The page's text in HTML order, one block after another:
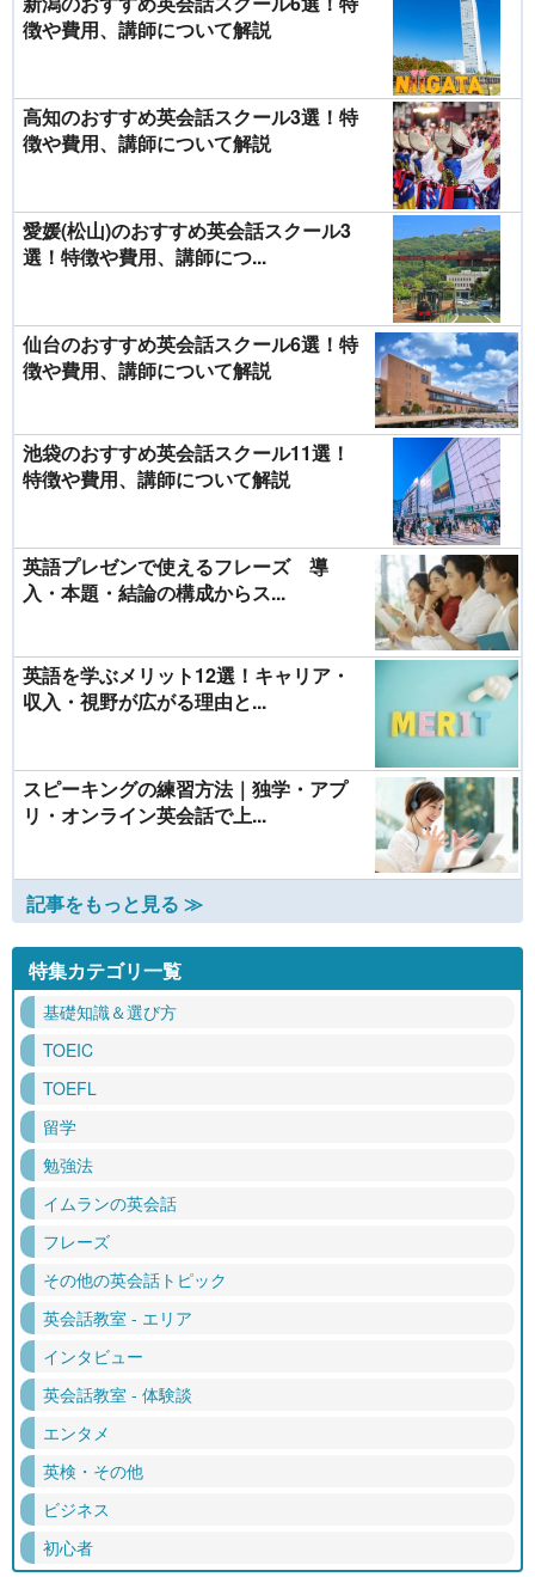
徴や費用、講師について解説
高知のおすすめ英会話スクール3選！特
徴や費用、講師について解説
愛媛(松山)のおすすめ英会話スクール3
選！特徴や費用、講師につ...
仙台のおすすめ英会話スクール6選！特
徴や費用、講師について解説
池袋のおすすめ英会話スクール11選！
特徴や費用、講師について解説
英語プレゼンで使えるフレーズ 導
入・本題・結論の構成からス...
英語を学ぶメリット12選！キャリア・
収入・視野が広がる理由と...
スピーキングの練習方法｜独学・アプ
リ・オンライン英会話で上...
記事をもっと見る ≫
特集カテゴリ一覧
基礎知識＆選び方
TOEIC
TOEFL
留学
勉強法
イムランの英会話
フレーズ
その他の英会話トピック
英会話教室 - エリア
インタビュー
英会話教室 - 体験談
エンタメ
英検・その他
ビジネス
初心者